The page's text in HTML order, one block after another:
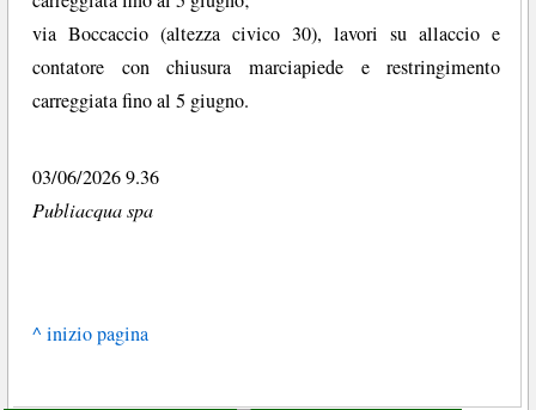
via Boccaccio (altezza civico 30), lavori su allaccio e
contatore con chiusura marciapiede e restringimento
carreggiata fino al 5 giugno.
03/06/2026 9.36
Publiacqua spa
^ inizio pagina